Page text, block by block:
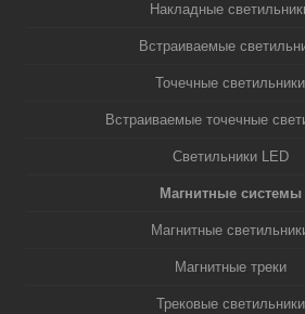
Накладные
Встраиваемые
Точечные светильники
Встраиваемые точечные
Светильники LED
Магнитные системы
Магнитные
Магнитные треки
Трековые светильники